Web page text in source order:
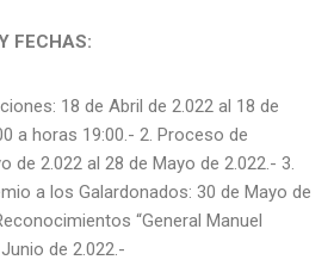
FECHAS:
18 de Abril de 2.022 al 18 de
a horas 19:00.- 2. Proceso de
de 2.022 al 28 de Mayo de 2.022.- 3.
a los Galardonados: 30 de Mayo de
“General Manuel
de 2.022.-